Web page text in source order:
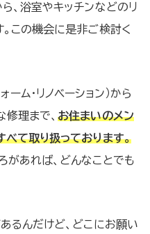
、浴室やキッチンなどのリ
。この機会に是非ご検討く
ム・リノベーション）から
修理まで、お住まいのメン
べて取り扱っております。
があれば、どんなことでも
るんだけど、どこにお願い